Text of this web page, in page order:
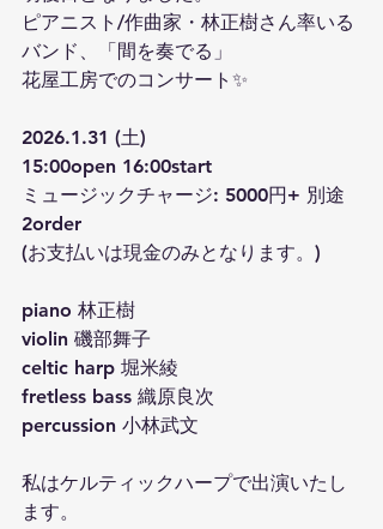
ピアニスト/作曲家・林正樹さん率いる
バンド、「間を奏でる」
花屋工房でのコンサート✨
2026.1.31 (土)
15:00open 16:00start
ミュージックチャージ: 5000円+ ​別途
2order
(お支払いは現金のみとなります。)
piano 林正樹
violin 磯部舞子
celtic harp 堀米綾
fretless bass 織原良次
percussion 小林武文
私はケルティックハープで出演いたし
ます。